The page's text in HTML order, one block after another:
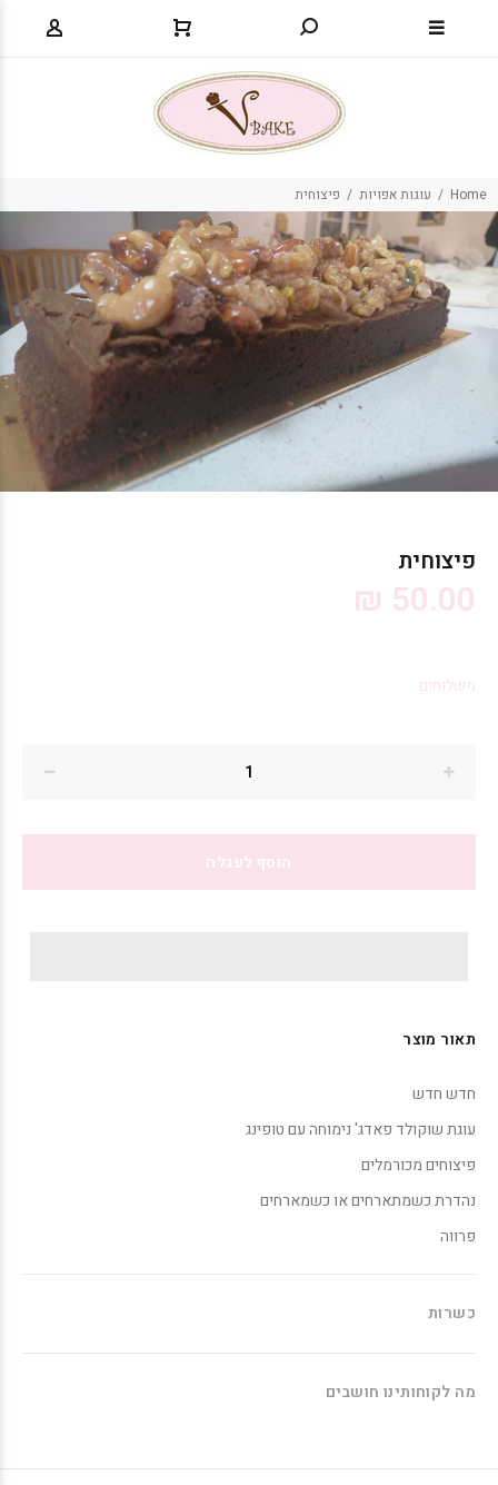
Home עוגות אפויות פיצוחית
פיצוחית
50.00 ₪
משלוחים
הוסף לעגלה
תאור מוצר
חדש חדש
עוגת שוקולד פאדג' נימוחה עם טופינג
פיצוחים מכורמלים
נהדרת כשמתארחים או כשמארחים
פרווה
כשרות
מה לקוחותינו חושבים